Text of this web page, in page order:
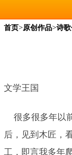
首页>原创作品>诗
文学王国
很多很多年以
后，见到木匠，
工，即言我多年